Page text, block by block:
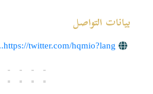
بيانات التواصل
https://twitter.com/hqmio?lang...